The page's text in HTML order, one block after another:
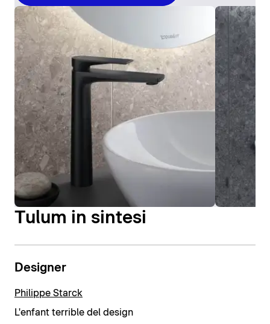
Tulum in sintesi
Designer
Philippe Starck
L'enfant terrible del design